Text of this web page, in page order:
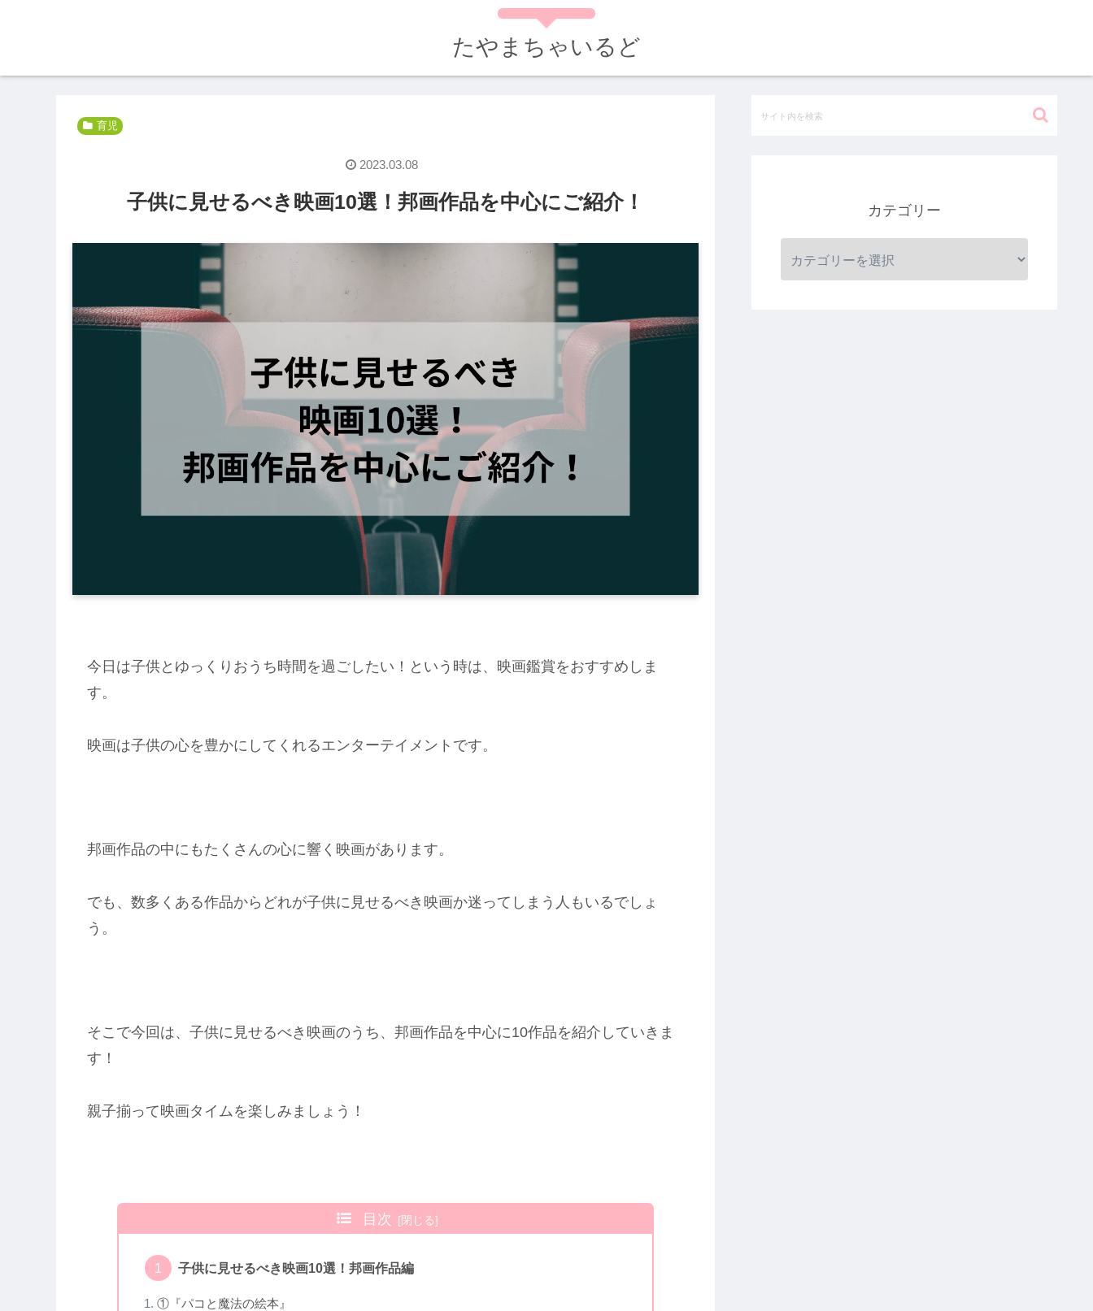
たやまちゃいるど
育児
子供に見せるべき映画10選！邦画作品を中心にご紹介！
2023.03.08
今日は子供とゆっくりおうち時間を過ごしたい！という時は、映画鑑賞をおすすめしま
す。
映画は子供の心を豊かにしてくれるエンターテイメントです。
邦画作品の中にもたくさんの心に響く映画があります。
でも、数多くある作品からどれが子供に見せるべき映画か迷ってしまう人もいるでしょ
う。
そこで今回は、子供に見せるべき映画のうち、邦画作品を中心に10作品を紹介していきま
す！
親子揃って映画タイムを楽しみましょう！
目次
子供に見せるべき映画10選！邦画作品編
①『パコと魔法の絵本』
カテゴリー